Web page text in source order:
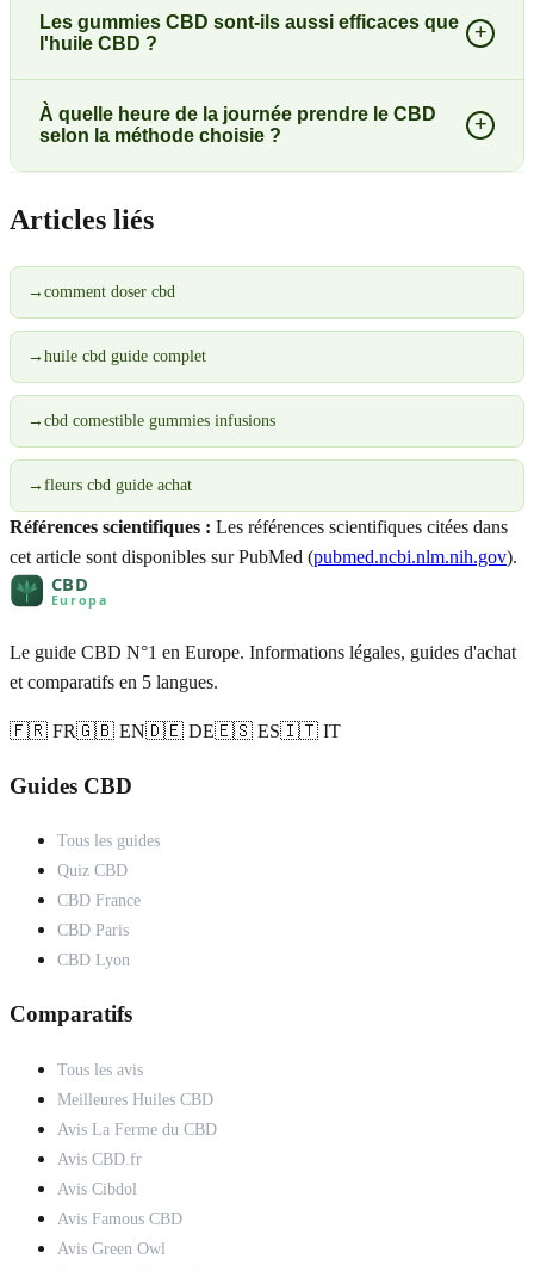
Les gummies CBD sont-ils aussi efficaces que
l'huile CBD ?
+
À quelle heure de la journée prendre le CBD
selon la méthode choisie ?
+
Articles liés
→ comment doser cbd
→ huile cbd guide complet
→ cbd comestible gummies infusions
→ fleurs cbd guide achat
Références scientifiques : Les références scientifiques citées dans
cet article sont disponibles sur PubMed (pubmed.ncbi.nlm.nih.gov).
Le guide CBD N°1 en Europe. Informations légales, guides d'achat
et comparatifs en 5 langues.
🇫🇷 FR🇬🇧 EN🇩🇪 DE🇪🇸 ES🇮🇹 IT
Guides CBD
Tous les guides
Quiz CBD
CBD France
CBD Paris
CBD Lyon
Comparatifs
Tous les avis
Meilleures Huiles CBD
Avis La Ferme du CBD
Avis CBD.fr
Avis Cibdol
Avis Famous CBD
Avis Green Owl